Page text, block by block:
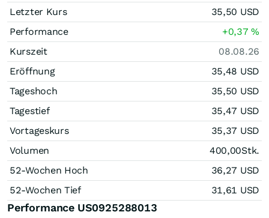
Letzter Kurs
35,50 USD
Performance
+0,37%
Kurszeit
08.08.26
Eröffnung
35,48 USD
Tageshoch
35,50 USD
Tagestief
35,47 USD
Vortageskurs
35,37 USD
Volumen
400,00Stk.
52-Wochen Hoch
36,27 USD
52-Wochen Tief
31,61 USD
Performance US0925288013